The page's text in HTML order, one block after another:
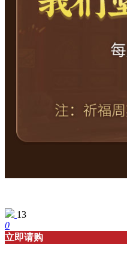
13
0
立即请购